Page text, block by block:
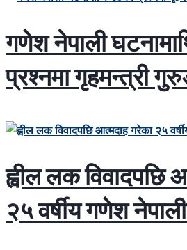
गणेश नेपाली
प्रश्नमा गृहमन्त्री
ह्वील लक विवादपछि
२५ वर्षीय गणेश